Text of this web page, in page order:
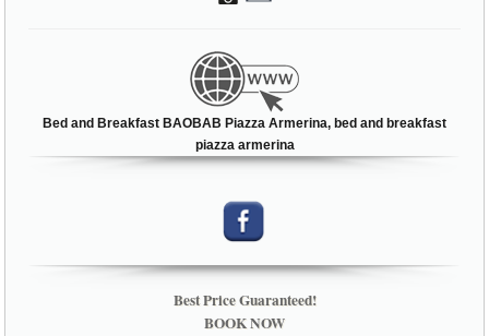
Bed and Breakfast BAOBAB Piazza Armerina, bed and breakfast
piazza armerina
Best Price Guaranteed!
BOOK NOW